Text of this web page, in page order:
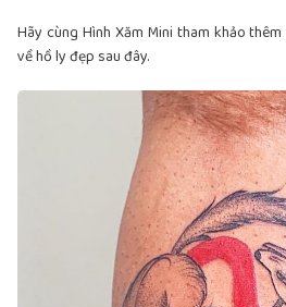
Hãy cùng Hình Xăm Mini tham khảo thêm
về hồ ly đẹp sau đây.